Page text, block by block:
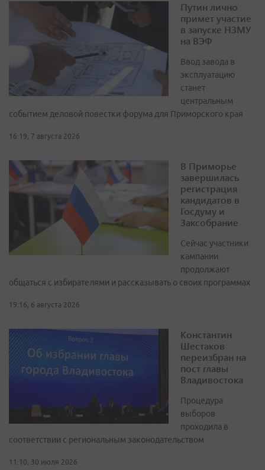
Путин лично
примет участие
в запуске НЗМУ
на ВЭФ
Ввод завода в
эксплуатацию
станет
центральным
событием деловой повестки форума для Приморского края
16:19, 7 августа 2026
В Приморье
завершилась
регистрация
кандидатов в
Госдуму и
Заксобрание
Сейчас участники
кампании
продолжают
общаться с избирателями и рассказывать о своих программах
19:16, 6 августа 2026
Константин
Шестаков
переизбран на
пост главы
Владивостока
Процедура
выборов
проходила в
соответствии с региональным законодательством
11:10, 30 июля 2026